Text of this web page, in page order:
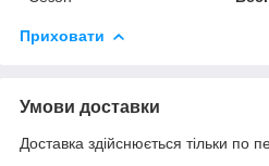
Приховати
Умови доставки
Доставка здійснюється тільки по